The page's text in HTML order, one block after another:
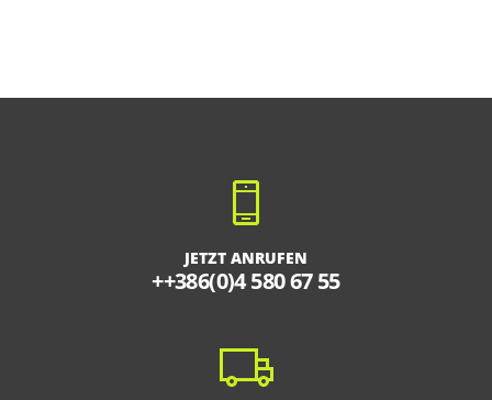
JETZT ANRUFEN
++386(0)4 580 67 55